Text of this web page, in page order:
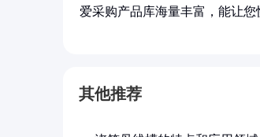
爱采购产品库海量丰富，能让
其他推荐